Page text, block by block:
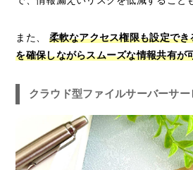
また、 柔軟なアクセス権限も設定で
を確保しながらスムーズな情報共有が
クラウド型ファイルサーバーサ